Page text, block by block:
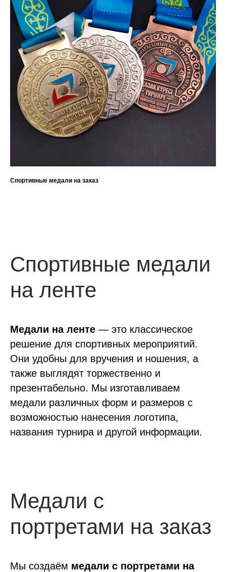
Спортивные медали на заказ
Спортивные медали
на ленте
Медали на ленте — это классическое
решение для спортивных мероприятий.
Они удобны для вручения и ношения, а
также выглядят торжественно и
презентабельно. Мы изготавливаем
медали различных форм и размеров с
возможностью нанесения логотипа,
названия турнира и другой информации.
Медали с
портретами на заказ
Мы создаём медали с портретами на